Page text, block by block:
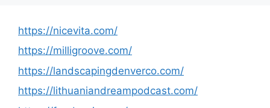
https://nicevita.com/
https://milligroove.com/
https://landscapingdenverco.com/
https://lithuaniandreampodcast.com/